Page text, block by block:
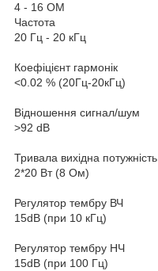
4 - 16 ОМ
Частота
20 Гц - 20 кГц
Коефіцієнт гармонік
<0.02 % (20Гц-20кГц)
Відношення сигнал/шум
>92 dB
Тривала вихідна потужність
2*20 Вт (8 Ом)
Регулятор тембру ВЧ
15dB (при 10 кГц)
Регулятор тембру НЧ
15dB (при 100 Гц)